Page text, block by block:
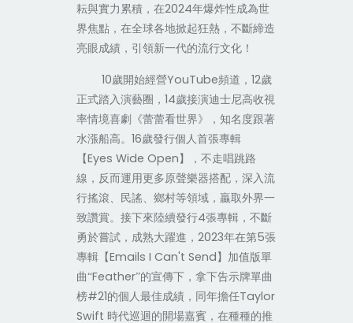
耘與實力累積，在2024年爆炸性成為世
界焦點，在全球各地掀起狂熱，不斷締造
亮眼成績，引領新一代的流行文化！
10歲開始經營YouTube頻道， 12歲
正式踏入演藝圈， 14歲接演迪士尼高收視
率情境喜劇《蕾蕾看世界》，知名度跟著
水漲船高。 16歲發行個人首張專輯
【Eyes Wide Open】，不走唱跳路
線，反而運用更多原聲樂器搭配，深入流
行搖滾、民謠、鄉村等領域，贏取外界一
致讚賞。接下來陸續發行4張專輯，不斷
勇於嘗試，成熟大躍進， 2023年在第5張
專輯【Emails I Can't Send】加值版單
曲“Feather”的宣傳下，拿下告示牌單曲
榜#21的個人最佳成績，同年擔任Taylor
Swift 時代巡迴的開場嘉賓，在種種的推